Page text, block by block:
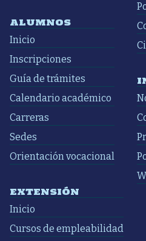
ALUMNOS
Inicio
Inscripciones
Guía de trámites
Calendario académico
Carreras
Sedes
Orientación vocacional
EXTENSIÓN
Inicio
Cursos de empleabilidad